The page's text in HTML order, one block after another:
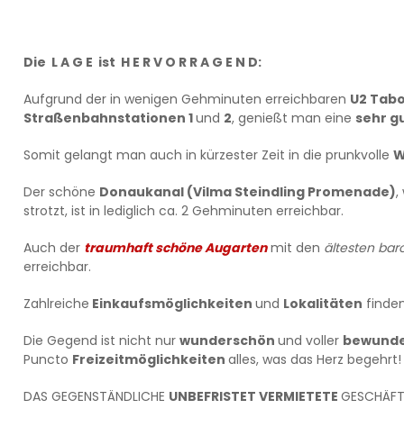
Die L A G E ist H E R V O R R A G E N D:
Aufgrund der in wenigen Gehminuten erreichbaren U2
Straßenbahnstationen 1und 2, genießt man eine sehr
Somit gelangt man auch in kürzester Zeit in die prunkvolle
Der schöne Donaukanal (Vilma Steindling Promenade),
strotzt, ist in lediglich ca. 2 Gehminuten erreichbar.
Auch der traumhaft schöne Augarten mit den ältesten
erreichbar.
Zahlreiche Einkaufsmöglichkeiten und Lokalitäten
Die Gegend ist nicht nur wunderschön und voller
Puncto Freizeitmöglichkeiten alles, was das Herz begehrt!
DAS GEGENSTÄNDLICHE UNBEFRISTET VERMIETETE